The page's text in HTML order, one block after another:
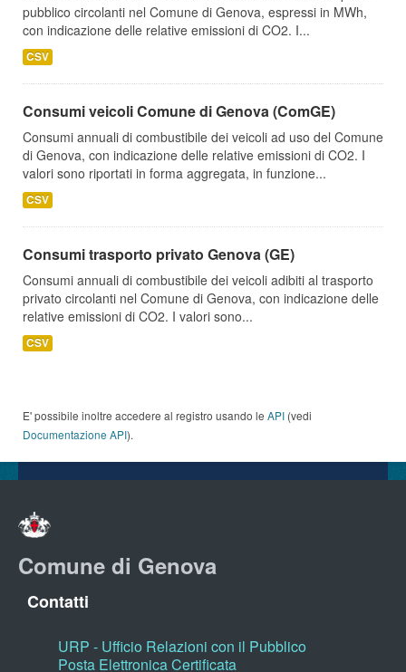
pubblico circolanti nel Comune di Genova, espressi in MWh,
con indicazione delle relative emissioni di CO2. I...
CSV
Consumi veicoli Comune di Genova (ComGE)
Consumi annuali di combustibile dei veicoli ad uso del Comune
di Genova, con indicazione delle relative emissioni di CO2. I
valori sono riportati in forma aggregata, in funzione...
CSV
Consumi trasporto privato Genova (GE)
Consumi annuali di combustibile dei veicoli adibiti al trasporto
privato circolanti nel Comune di Genova, con indicazione delle
relative emissioni di CO2. I valori sono...
CSV
E' possibile inoltre accedere al registro usando le API (vedi
Documentazione API).
Comune di Genova
Contatti
URP - Ufficio Relazioni con il Pubblico
Posta Elettronica Certificata